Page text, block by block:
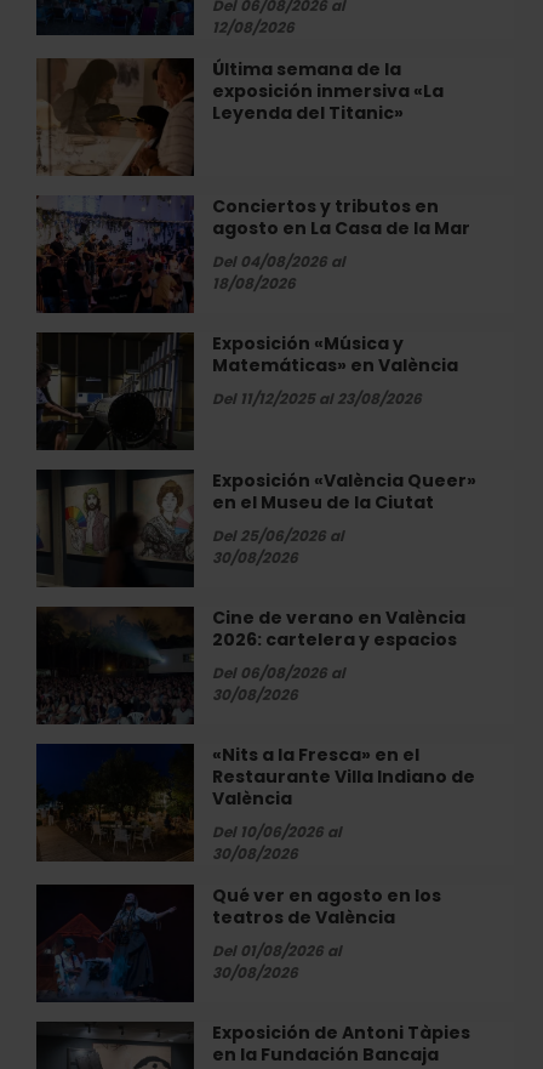
Del 06/08/2026 al
12/08/2026
aire
libre
este
verano
en
las
de
València
Última semana de la
exposición inmersiva «La
Leyenda del Titanic»
Última
semana
de
la
exposición
inmersiva
«La
Leyenda
del
Titanic»
Conciertos y tributos en
agosto en La Casa de la Mar
Del 04/08/2026 al
18/08/2026
Conciertos
y
tributos
en
agosto
en
La
Casa
de
Exposición «Música y
Matemáticas» en València
Del 11/12/2025 al 23/08/2026
Exposición
«Música
y
Matemáticas»
en
València
Exposición «València Queer»
en el Museu de la Ciutat
Del 25/06/2026 al
30/08/2026
Exposición
«València
Queer»
en
el
Museu
Cine de verano en València
2026: cartelera y espacios
Del 06/08/2026 al
30/08/2026
verano
en
València
2026:
espacios
«Nits a la Fresca» en el
Restaurante Villa Indiano de
València
Del 10/06/2026 al
30/08/2026
a
la
Fresca»
en
el
Restaurante
Villa
Indiano
de
Qué ver en agosto en los
teatros de València
Del 01/08/2026 al
30/08/2026
ver
en
agosto
en
los
teatros
Exposición de Antoni Tàpies
en la Fundación Bancaja
Exposición